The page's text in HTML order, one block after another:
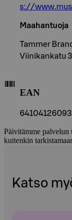
s://
Maahantuoja
Tammer
Viinikankatu
EAN
Päivitämme palvelun
kuitenkin
Katso